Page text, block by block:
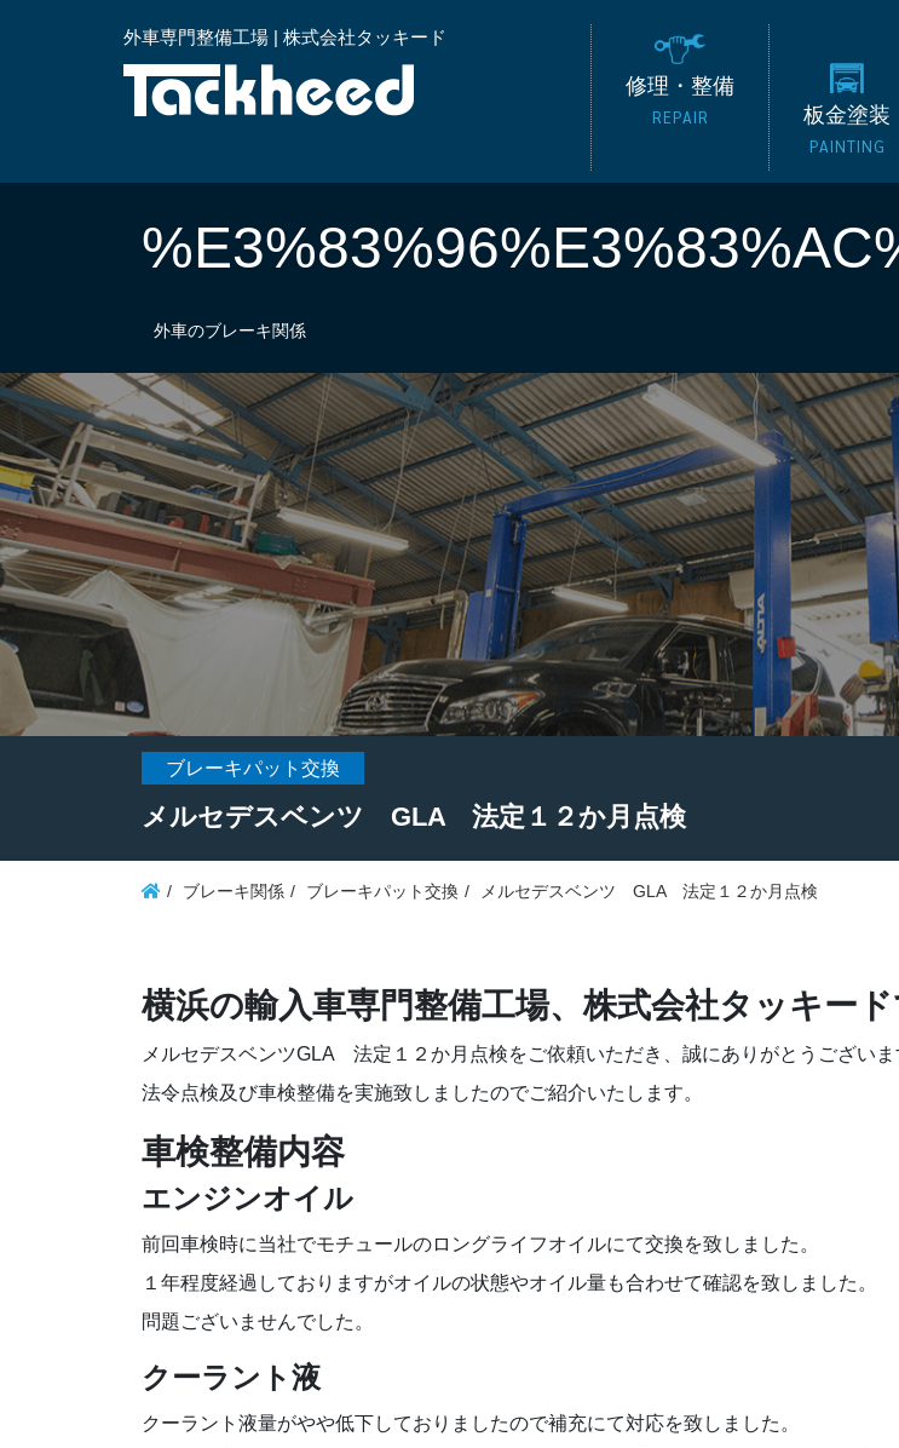
外車専門整備工場 | 株式会社タッキード
横浜の外車専門整備
修理・整備
REPAIR 板金塗装
PAINTING
外車のブレーキ関係
ブレーキパット交換
メルセデスベンツ GLA 法定１２か月点検
ブレーキ関係 ブレーキパット交換 メルセデスベンツ GLA 法定１２か月点検
横浜の輸入車専門整備工場、株式会社タッキード
メルセデスベンツGLA 法定１２か月点検をご依頼いただき、誠にありがとうございま
法令点検及び車検整備を実施致しましたのでご紹介いたします。
車検整備内容
エンジンオイル
前回車検時に当社でモチュールのロングライフオイルにて交換を致しました。
１年程度経過しておりますがオイルの状態やオイル量も合わせて確認を致しました。
問題ございませんでした。
クーラント液
クーラント液量がやや低下しておりましたので補充にて対応を致しました。